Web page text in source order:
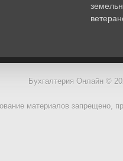
Бухгалтерия Онлайн ©
материалов запрещено,